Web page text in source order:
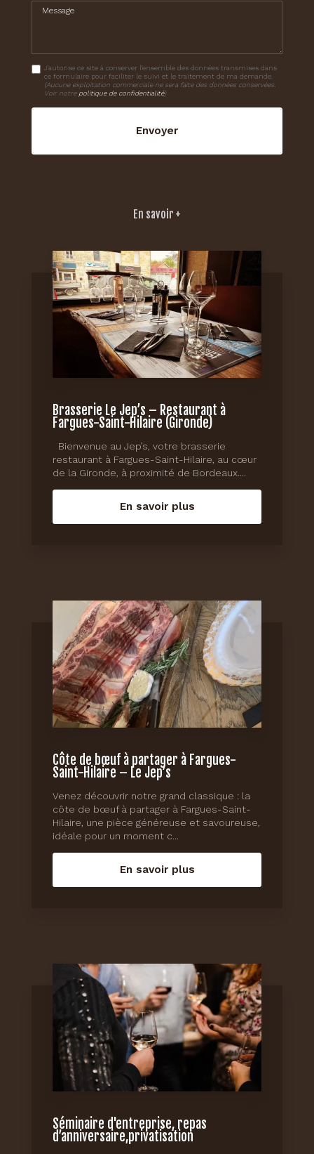
Message
J'autorise ce site à conserver l'ensemble des données transmises dans
ce formulaire pour faciliter le suivi et le traitement de ma demande.
(Aucune exploitation commerciale ne sera faite des données conservées.
Voir notre politique de confidentialité)
En savoir +
Brasserie Le Jep’s – Restaurant à
Fargues-Saint-Hilaire (Gironde)
Bienvenue au Jep’s, votre brasserie
restaurant à Fargues-Saint-Hilaire, au cœur
de la Gironde, à proximité de Bordeaux....
En savoir plus
Côte de bœuf à partager à Fargues-
Saint-Hilaire – Le Jep’s
Venez découvrir notre grand classique : la
côte de bœuf à partager à Fargues-Saint-
Hilaire, une pièce généreuse et savoureuse,
idéale pour un moment c...
En savoir plus
Séminaire d'entreprise, repas
d’anniversaire,privatisation